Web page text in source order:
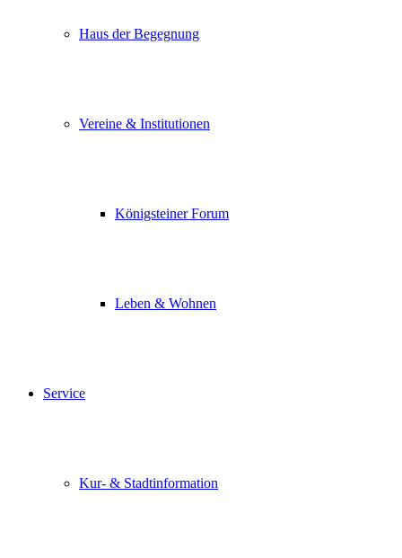
Haus der Begegnung
Vereine & Institutionen
Königsteiner Forum
Leben & Wohnen
Service
Kur- & Stadtinformation